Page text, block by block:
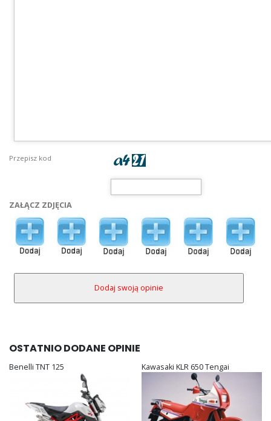
Przepisz kod
ZAŁĄCZ ZDJĘCIA
OSTATNIO DODANE OPINIE
Benelli TNT 125 Kawasaki KLR 650 Tengai